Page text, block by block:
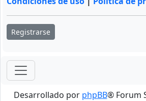
Registrarse
Desarrollado por phpBB® Forum